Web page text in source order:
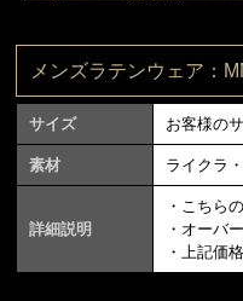
メンズラテンウェア：
サイズ お客様の
素材 ライクラ
詳細説明
・こちら
・オーバ
・上記価